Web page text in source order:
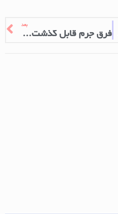
بعد
فرق جرم قابل گذشت و غیر قابل گذشت